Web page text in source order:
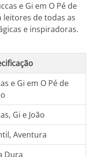
e Gi em O Pé de
leitores de todas as
e inspiradoras.
e Gi em O Pé de
Gi e João
Aventura
Dura